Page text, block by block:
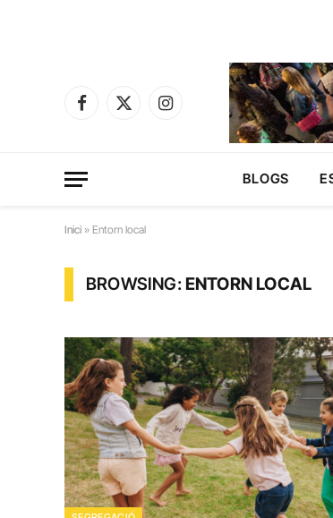
Facebook
X
Instagram
BLOGS
Inici » Entorn local
BROWSING:ENTORN LOCAL